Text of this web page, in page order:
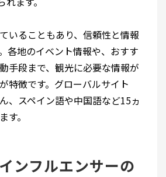
いることもあり、信頼性と情報
各地のイベント情報や、おすす
手段まで、観光に必要な情報が
特徴です。グローバルサイト
、スペイン語や中国語など15ヵ
す。
ンフルエンサーの